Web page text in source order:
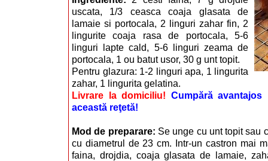
uscata, 1/3 ceasca coaja glasata de
lamaie si portocala, 2 linguri zahar fin, 2
lingurite coaja rasa de portocala, 5-6
linguri lapte cald, 5-6 linguri zeama de
portocala, 1 ou batut usor, 30 g unt topit.
Pentru glazura: 1-2 linguri apa, 1 lingurita
zahar, 1 lingurita gelatina.
Livrare la domiciliu! Cumpără avantajos
această reţetă!
Mod de preparare: Se unge cu unt topit sau
cu diametrul de 23 cm. Intr-un castron mai
faina, drojdia, coaja glasata de lamaie,